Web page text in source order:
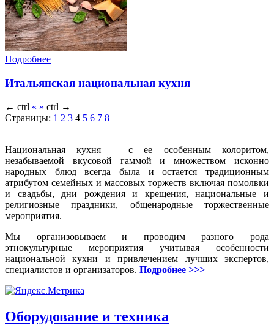
Подробнее
Итальянская национальная кухня
← ctrl « » ctrl →
Страницы: 1 2 3 4 5 6 7 8
Национальная кухня – с ее особенным колоритом,
незабываемой вкусовой гаммой и множеством исконно
народных блюд всегда была и остается традиционным
атрибутом семейных и массовых торжеств включая помолвки
и свадьбы, дни рождения и крещения, национальные и
религиозные праздники, общенародные торжественные
мероприятия.
Мы организовываем и проводим разного рода
этнокультурные мероприятия учитывая особенности
национальной кухни и привлечением лучших экспертов,
специалистов и организаторов. Подробнее >>>
Оборудование и техника